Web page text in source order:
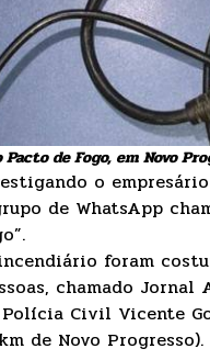
de Fogo, em Novo
o
de WhatsApp
foram
chamado Jornal
Civil Vicente
de Novo Progresso).